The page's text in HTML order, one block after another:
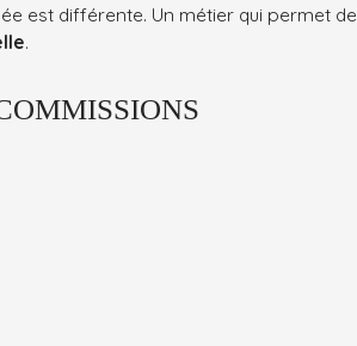
est différente. Un métier qui permet de
.